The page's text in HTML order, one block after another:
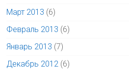
Март 2013 (6)
Февраль 2013 (6)
Январь 2013 (7)
Декабрь 2012 (6)